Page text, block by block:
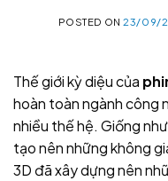
POSTED ON23/09/
Thế giới kỳ diệu của
hoàn toàn ngành công
nhiều thế hệ. Giống
tạo nên những không
3D đã xây dựng nên